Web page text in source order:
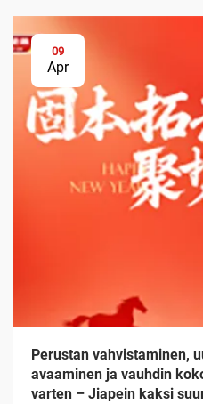
09
Apr
Perustan vahvistaminen,
avaaminen ja vauhdin
varten – Jiapein kaksi